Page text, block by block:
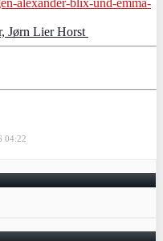
Jørn Lier Horst
04:22